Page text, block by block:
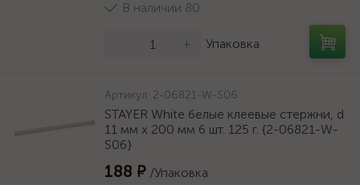
В наличии 80
+ Упаковка
Артикул: 2-06821-W-S06
STAYER White белые клеевые стержни, d
11 мм х 200 мм 6 шт. 125 г. {2-06821-W-
S06}
188 ₽ /Упаковка